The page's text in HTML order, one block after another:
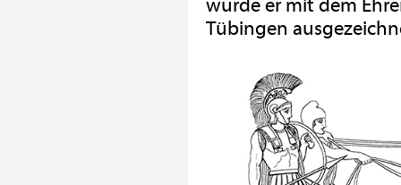
wurde er mit dem
Tübingen